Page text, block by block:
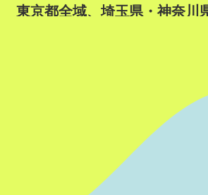
東京都全域、埼玉県・神奈川